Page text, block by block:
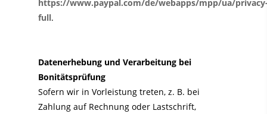
https://www.paypal.com/de/webapps/mpp/ua/
full.
Datenerhebung und Verarbeitung bei
Bonitätsprüfung
Sofern wir in Vorleistung treten, z. B. bei
Zahlung auf Rechnung oder Lastschrift,